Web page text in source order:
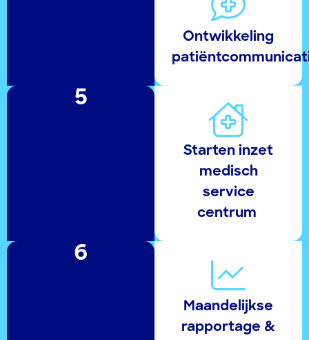
Ontwikkeling
5
Starten inzet
medisch
service
centrum ​
6
Maandelijkse
rapportage &